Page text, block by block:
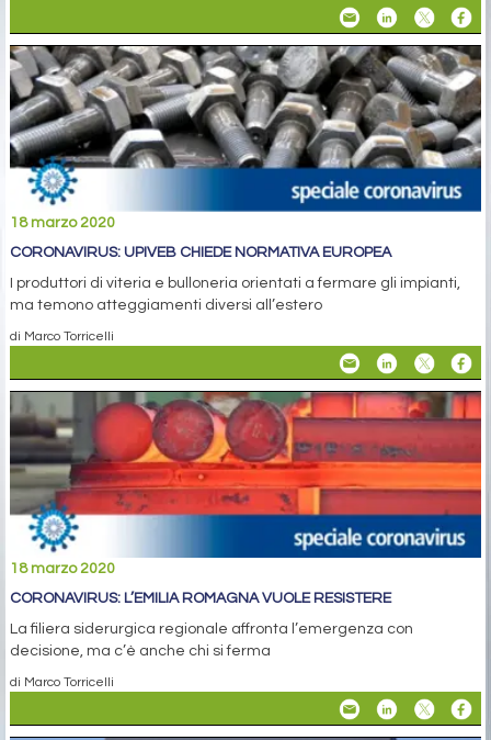
18 marzo 2020
CORONAVIRUS: UPIVEB CHIEDE NORMATIVA EUROPEA
I produttori di viteria e bulloneria orientati a fermare gli impianti,
ma temono atteggiamenti diversi all’estero
di Marco Torricelli
18 marzo 2020
CORONAVIRUS: L’EMILIA ROMAGNA VUOLE RESISTERE
La filiera siderurgica regionale affronta l’emergenza con
decisione, ma c’è anche chi si ferma
di Marco Torricelli